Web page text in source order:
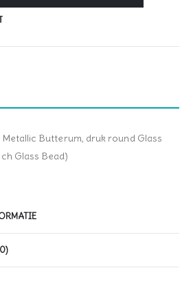
Butterum, druk round Glass
Glass Bead)